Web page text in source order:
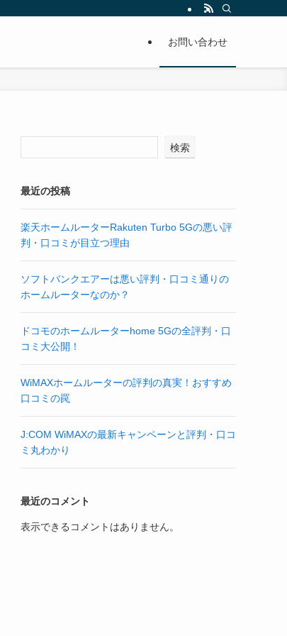
お問い合わせ
検索
最近の投稿
楽天ホームルーターRakuten Turbo 5Gの悪い評
判・口コミが目立つ理由
ソフトバンクエアーは悪い評判・口コミ通りの
ホームルーターなのか？
ドコモのホームルーターhome 5Gの全評判・口
コミ大公開！
WiMAXホームルーターの評判の真実！おすすめ
口コミの罠
J:COM WiMAXの最新キャンペーンと評判・口コ
ミ丸わかり
最近のコメント
表示できるコメントはありません。